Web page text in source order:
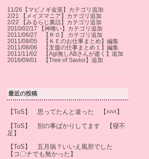
11/26【マビノギ金策】カテゴリ追加
2/21 【メイズマニア】カテゴリ追加
2/22 【みるらじ裏話】カテゴリ追加
2010/02/17 【神喰い】カテゴリ追加
2011/06/27 【ＲＯ】 カテゴリ追加
2011/08/05 【ＫＥのお仕事まとめ】編集
2011/08/06 【支援の仕事まとめ１】編集
2011/11/02 【Agi無しABさんが逝く】追加
2016/09/01 【Tree of Savior】追加
最近の投稿
【ToS】 思ってたんと違った 【ﾊﾊﾊ】
【ToS】 別の事ばかりしてます 【寝不
足】
【ToS】 五月病？いいえ風邪でした
【コ〇ナでも無かった】